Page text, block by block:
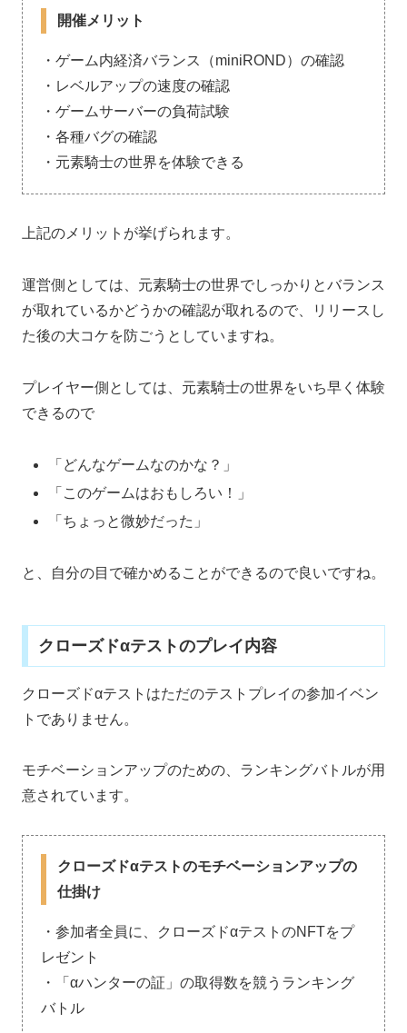
開催メリット
・ゲーム内経済バランス（miniROND）の確認
・レベルアップの速度の確認
・ゲームサーバーの負荷試験
・各種バグの確認
・元素騎士の世界を体験できる
上記のメリットが挙げられます。
運営側としては、元素騎士の世界でしっかりとバランス
が取れているかどうかの確認が取れるので、リリースし
た後の大コケを防ごうとしていますね。
プレイヤー側としては、元素騎士の世界をいち早く体験
できるので
「どんなゲームなのかな？」
「このゲームはおもしろい！」
「ちょっと微妙だった」
と、自分の目で確かめることができるので良いですね。
クローズドαテストのプレイ内容
クローズドαテストはただのテストプレイの参加イベン
トでありません。
モチベーションアップのための、ランキングバトルが用
意されています。
クローズドαテストのモチベーションアップの
仕掛け
・参加者全員に、クローズドαテストのNFTをプ
レゼント
・「αハンターの証」の取得数を競うランキング
バトル